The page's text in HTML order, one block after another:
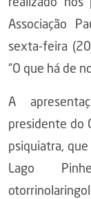
realizado
Associação
sexta-feira
“O que há de
A
presidente do
psiquiatra,
Lago